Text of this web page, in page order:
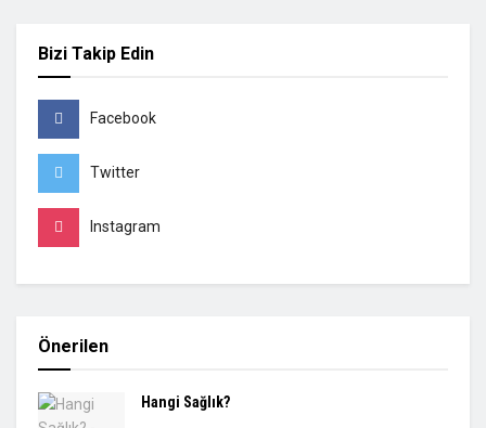
Bizi Takip Edin
Facebook
Twitter
Instagram
Önerilen
Hangi Sağlık?